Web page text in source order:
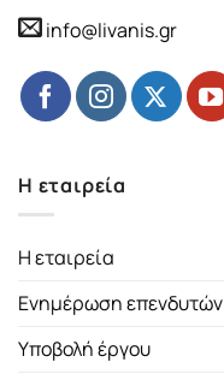
info@livanis.gr
Η εταιρεία
Η εταιρεία
Ενημέρωση επενδυτών
Υποβολή έργου